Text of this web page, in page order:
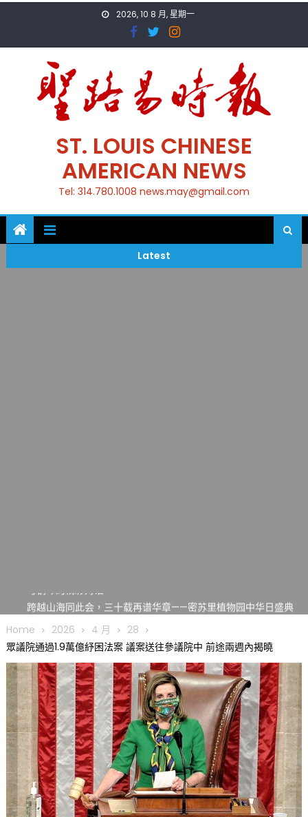
2026, 10 8 月, 星期一
ST. LOUIS CHINESE
AMERICAN NEWS
Tel: 314.780.1008 news.may@gmail.com
Latest
跨越山海同此会，三十载再谱华章——密苏里植物园中华日盛典
圣路易龙舟俱乐部5月16日龙舟体验日 邀请各界亲身体验划行乐
趣 + 水上竞速魅力
三十二载跨越时空的相逢
执掌密苏里植物园近四十年 致力推动全球植物多样性研究与中美
合作 Peter Raven 博士逝世 享年89岁
一晃三十年，初夏又相逢。中华日，等你来赴约 —— 密苏里植物
园“中华日三十周年特别报道（五）
筝声与琴韵交汇：刘励(Li Statler)与钢琴家Darek演绎一场古筝
与钢琴的精彩对话
Home 2026 4 月
28
眾議院通過1.9萬億紓困法案 議案送往參議院中 前途兩週內揭曉